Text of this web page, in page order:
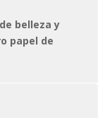
belleza y
papel de